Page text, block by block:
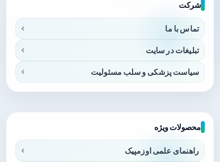
شرکت
تماس با ما
تبلیغات در سایت
سیاست پزشکی و سلب مسئولیت
محصولات ویژه
راهنمای علمی اوزمپیک